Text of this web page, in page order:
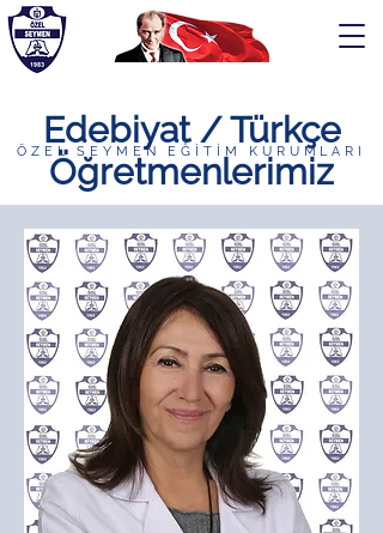
ÖZEL SEYMEN EĞİTİM KURUMLARI
Edebiyat / Türkçe
Öğretmenlerimiz